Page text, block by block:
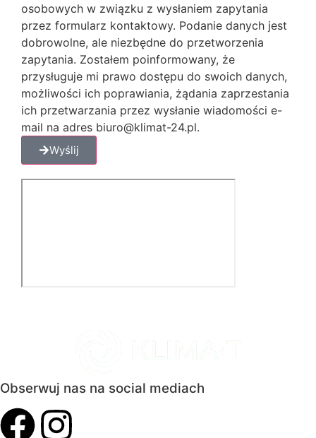
osobowych w związku z wysłaniem zapytania
przez formularz kontaktowy. Podanie danych jest
dobrowolne, ale niezbędne do przetworzenia
zapytania. Zostałem poinformowany, że
przysługuje mi prawo dostępu do swoich danych,
możliwości ich poprawiania, żądania zaprzestania
ich przetwarzania przez wysłanie wiadomości e-
mail na adres biuro@klimat-24.pl.
Wyślij
Obserwuj nas na social mediach